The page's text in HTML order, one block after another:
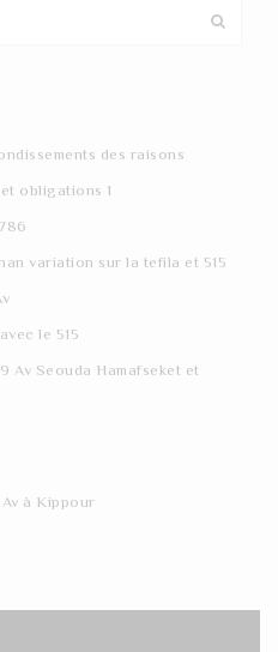
des raisons
obligations 1
variation sur la tefila et 515
le 515
Av Seouda Hamafseket et
à Kippour